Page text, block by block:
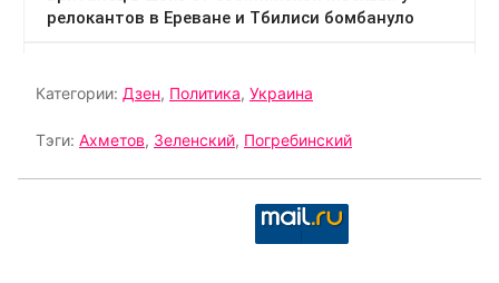
Категории: Дзен, Политика, Украина
Тэги: Ахметов, Зеленский, Погребинский